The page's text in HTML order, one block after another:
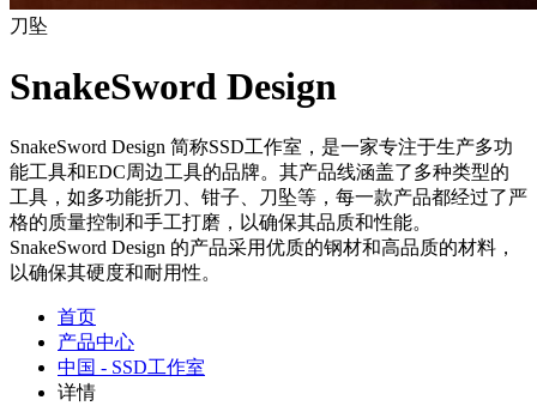
刀坠
SnakeSword Design
SnakeSword Design 简称SSD工作室，是一家专注于生产多功
能工具和EDC周边工具的品牌。其产品线涵盖了多种类型的
工具，如多功能折刀、钳子、刀坠等，每一款产品都经过了严
格的质量控制和手工打磨，以确保其品质和性能。
SnakeSword Design 的产品采用优质的钢材和高品质的材料，
以确保其硬度和耐用性。
首页
产品中心
中国 - SSD工作室
详情